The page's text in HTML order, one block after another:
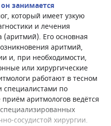
занимается
который имеет узкую
и лечения
Его основная
аритмий,
и, при необходимости,
или хирургические
работают в тесном
специалистами по
аритмологов ведётся
сосудистой хирургии.